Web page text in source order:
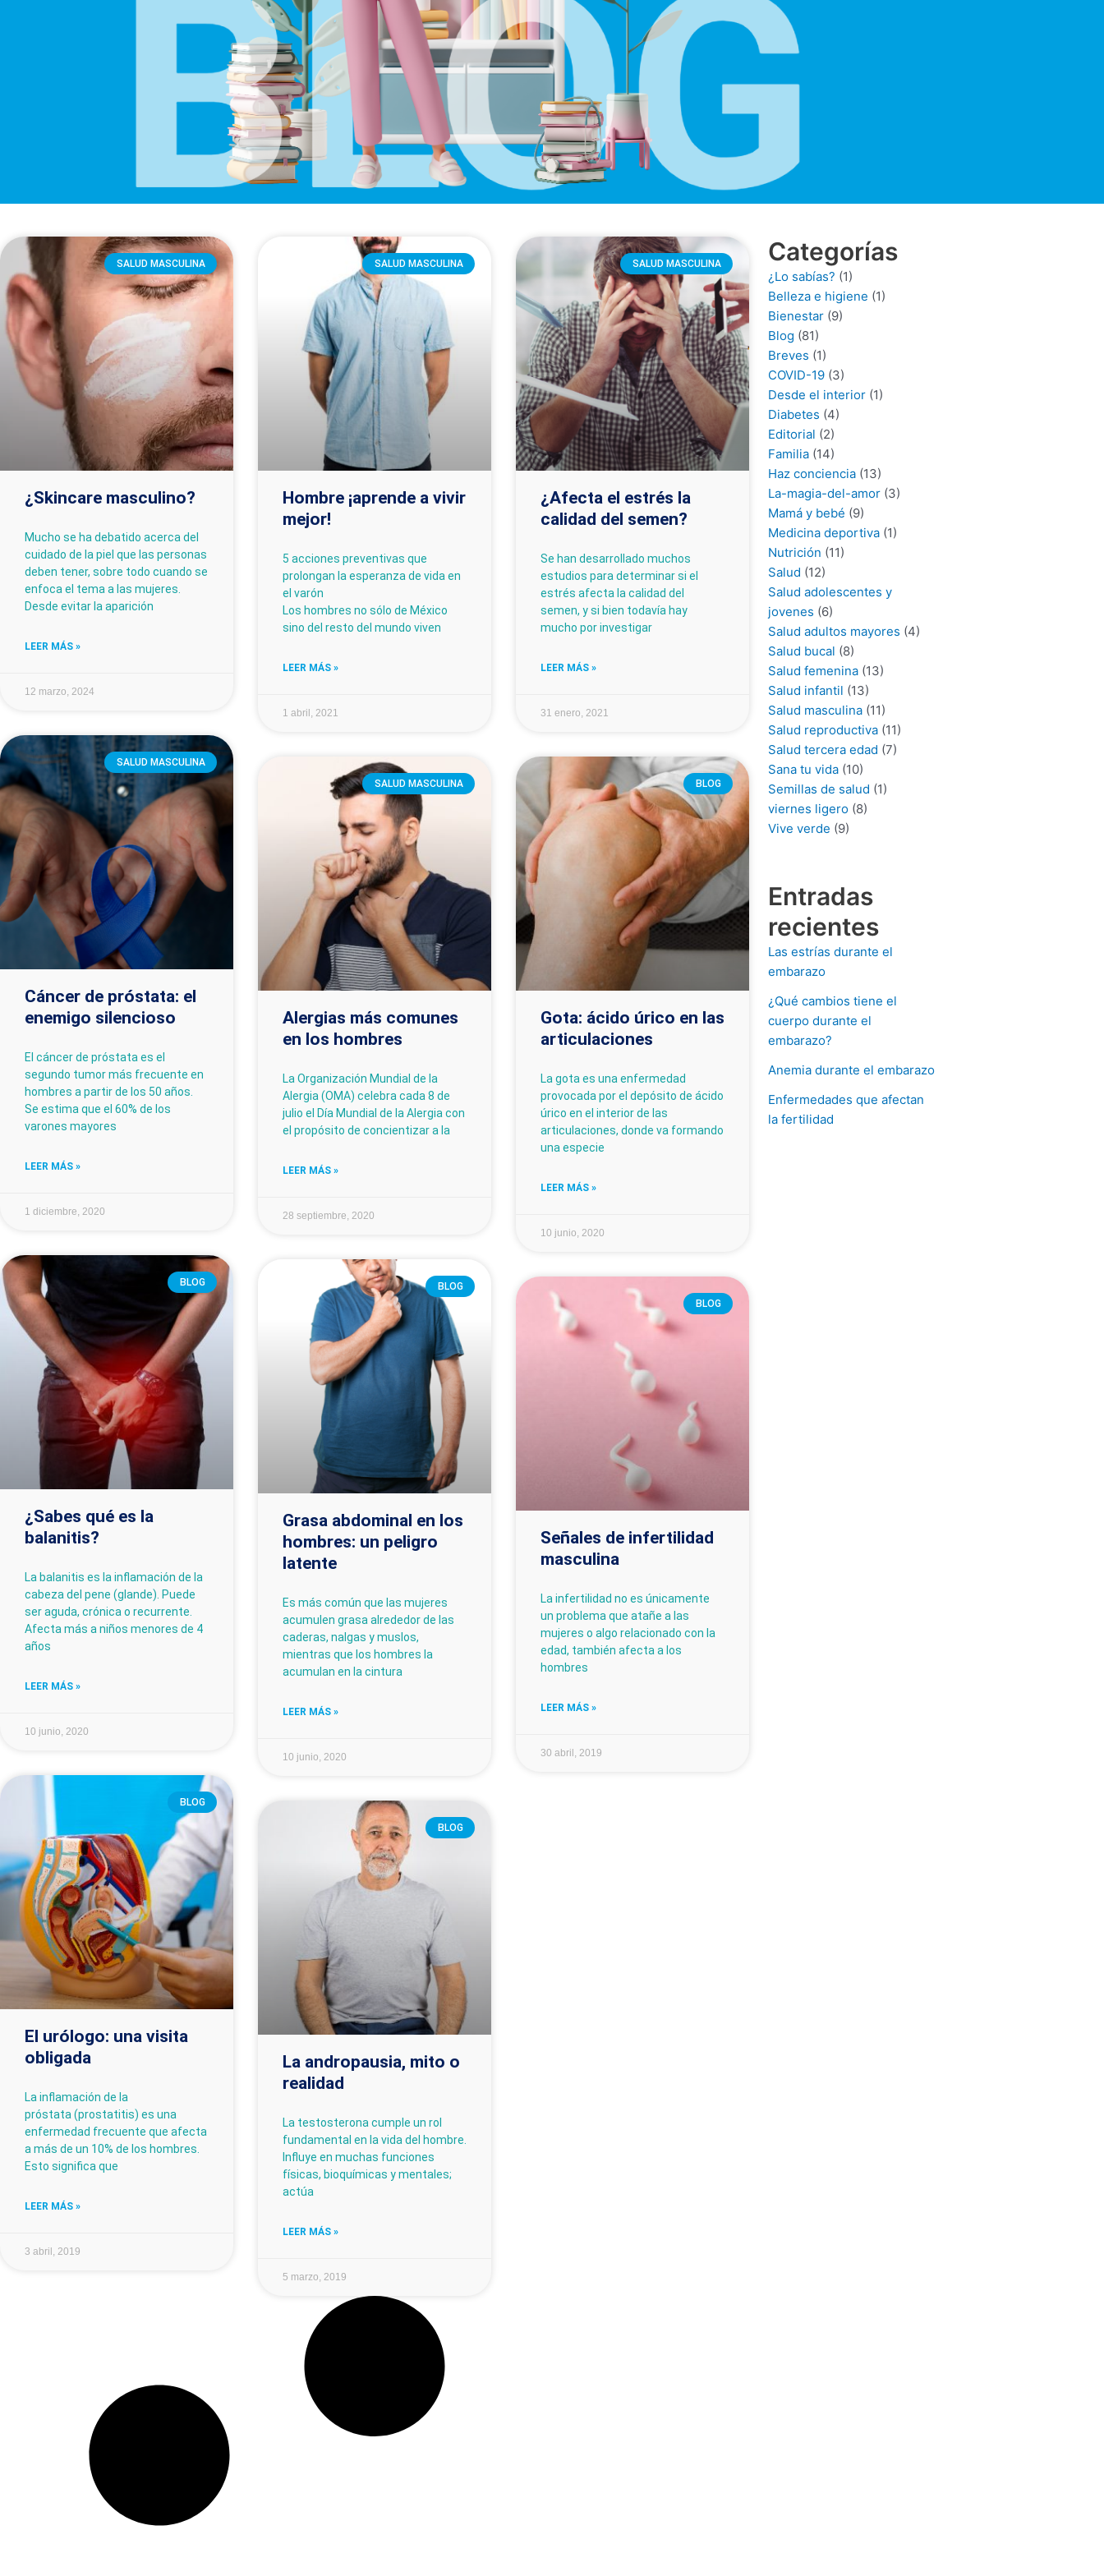
SALUD MASCULINA
¿Skincare masculino?
Mucho se ha debatido acerca del
cuidado de la piel que las personas
deben tener, sobre todo cuando se
enfoca el tema a las mujeres.
Desde evitar la aparición
LEER MÁS »
12 marzo, 2024
SALUD MASCULINA
Hombre ¡aprende a vivir
mejor!
5 acciones preventivas que
prolongan la esperanza de vida en
el varón
Los hombres no sólo de México
sino del resto del mundo viven
LEER MÁS »
1 abril, 2021
SALUD MASCULINA
¿Afecta el estrés la
calidad del semen?
Se han desarrollado muchos
estudios para determinar si el
estrés afecta la calidad del
semen, y si bien todavía hay
mucho por investigar
LEER MÁS »
31 enero, 2021
SALUD MASCULINA
Cáncer de próstata: el
enemigo silencioso
El cáncer de próstata es el
segundo tumor más frecuente en
hombres a partir de los 50 años.
Se estima que el 60% de los
varones mayores
LEER MÁS »
1 diciembre, 2020
SALUD MASCULINA
Alergias más comunes
en los hombres
La Organización Mundial de la
Alergia (OMA) celebra cada 8 de
julio el Día Mundial de la Alergia con
el propósito de concientizar a la
LEER MÁS »
28 septiembre, 2020
BLOG
Gota: ácido úrico en las
articulaciones
La gota es una enfermedad
provocada por el depósito de ácido
úrico en el interior de las
articulaciones, donde va formando
una especie
LEER MÁS »
10 junio, 2020
BLOG
¿Sabes qué es la
balanitis?
La balanitis es la inflamación de la
cabeza del pene (glande). Puede
ser aguda, crónica o recurrente.
Afecta más a niños menores de 4
años
LEER MÁS »
10 junio, 2020
BLOG
Grasa abdominal en los
hombres: un peligro
latente
Es más común que las mujeres
acumulen grasa alrededor de las
caderas, nalgas y muslos,
mientras que los hombres la
acumulan en la cintura
LEER MÁS »
10 junio, 2020
BLOG
Señales de infertilidad
masculina
La infertilidad no es únicamente
un problema que atañe a las
mujeres o algo relacionado con la
edad, también afecta a los
hombres
LEER MÁS »
30 abril, 2019
BLOG
El urólogo: una visita
obligada
La inflamación de la
próstata (prostatitis) es una
enfermedad frecuente que afecta
a más de un 10% de los hombres.
Esto significa que
LEER MÁS »
3 abril, 2019
BLOG
La andropausia, mito o
realidad
La testosterona cumple un rol
fundamental en la vida del hombre.
Influye en muchas funciones
físicas, bioquímicas y mentales;
actúa
LEER MÁS »
5 marzo, 2019
Categorías
¿Lo sabías? (1)
Belleza e higiene (1)
Bienestar(9)
Blog (81)
Breves (1)
COVID-19(3)
Desde el interior(1)
Diabetes (4)
Editorial (2)
Familia(14)
Haz conciencia(13)
La-magia-del-amor(3)
Mamá y bebé (9)
Medicina deportiva(1)
Nutrición (11)
Salud (12)
Salud adolescentes y
jovenes (6)
Salud adultos mayores (4)
Salud bucal (8)
Salud femenina(13)
Salud infantil (13)
Salud masculina(11)
Salud reproductiva(11)
Salud tercera edad (7)
Sana tu vida(10)
Semillas de salud (1)
viernes ligero(8)
Vive verde (9)
Entradas
recientes
Las estrías durante el
embarazo
¿Qué cambios tiene el
cuerpo durante el
embarazo?
Anemia durante el embarazo
Enfermedades que afectan
la fertilidad